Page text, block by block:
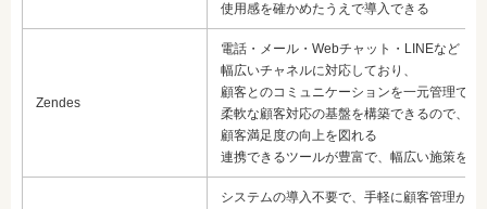
使用感を確かめたうえで導入できる
Zendes
電話・メール・Webチャット・LINEなど
幅広いチャネルに対応しており、
顧客とのコミュニケーションを一元管理でき
柔軟な顧客対応の基盤を構築できるので、
顧客満足度の向上を図れる
連携できるツールが豊富で、幅広い施策を実
システムの導入不要で、手軽に顧客管理がで